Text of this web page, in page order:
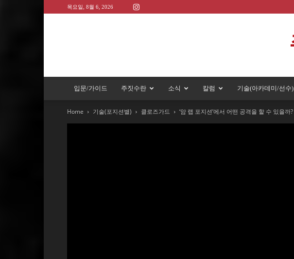
목요일, 8월 6, 2026
입문/가이드 주짓수란 소식 칼럼 기술(아카데미/선수)
Home 기술(포지션별) 클로즈가드 ‘암 랩 포지션’에서 어떤 공격을 할 수 있을까?